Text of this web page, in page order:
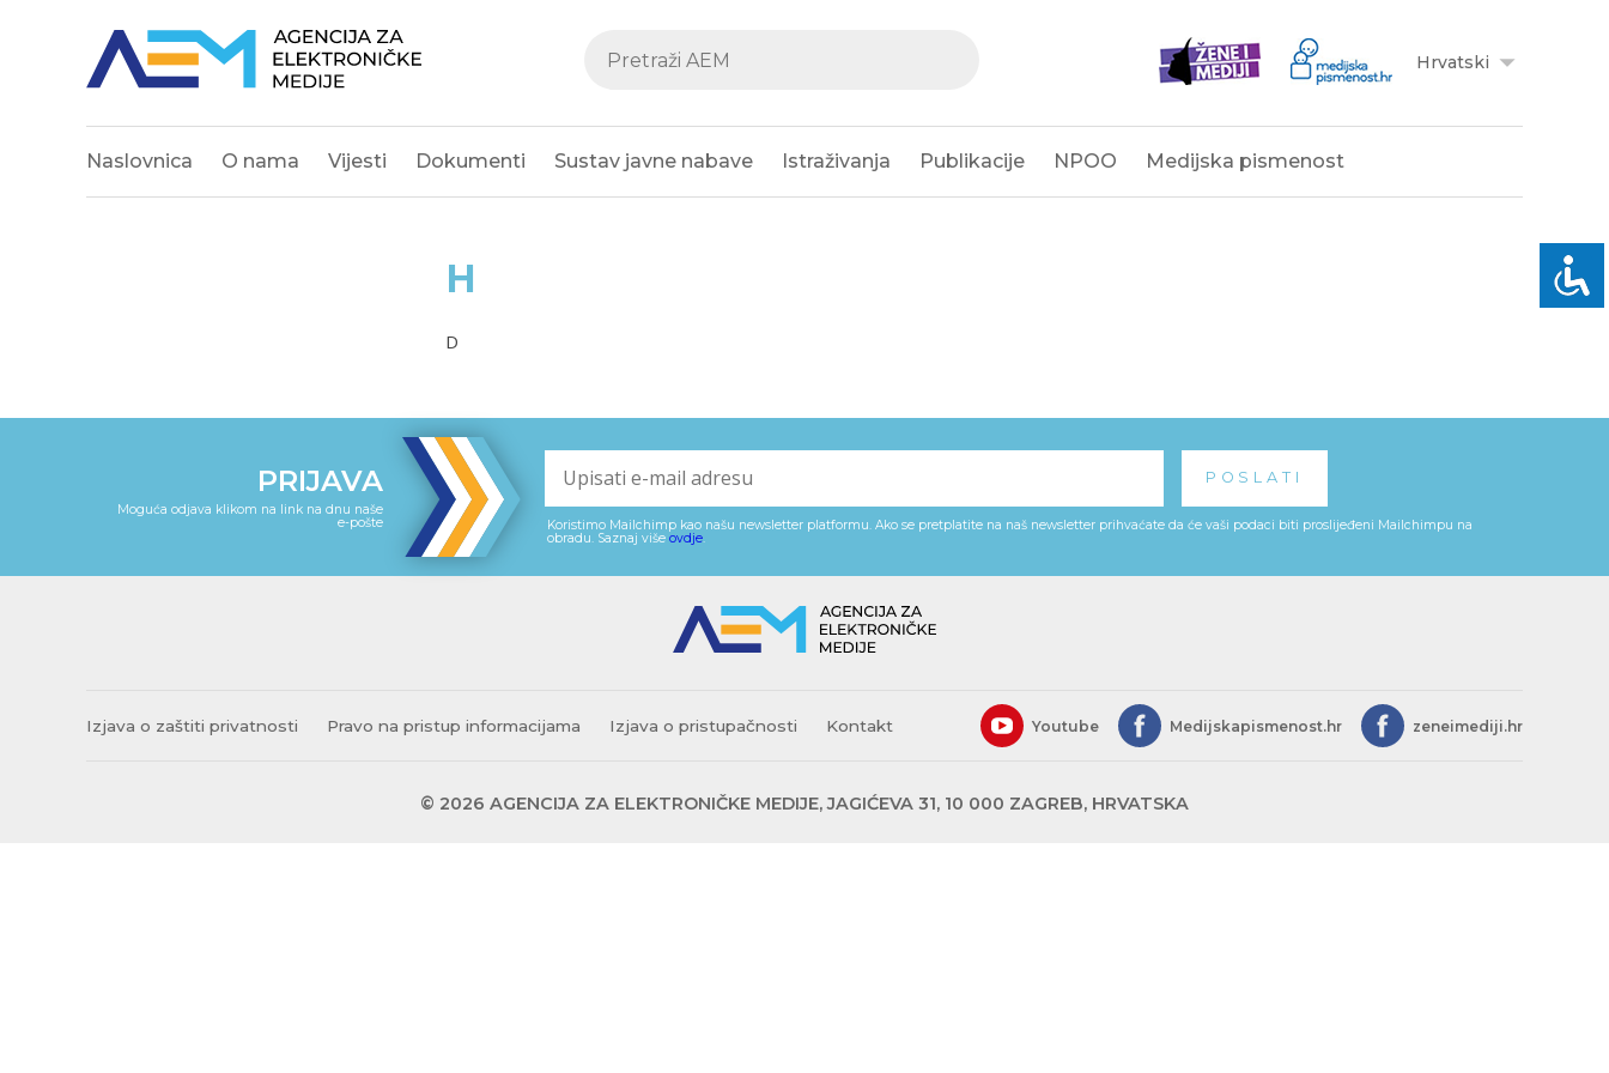
Hrvatski
Naslovnica O nama Vijesti Dokumenti Sustav javne nabave Istraživanja Publikacije NPOO Medijska pismenost
H
D
PRIJAVA
Moguća odjava klikom na link na dnu naše
e-pošte
Koristimo Mailchimp kao našu newsletter platformu. Ako se pretplatite na naš newsletter prihvaćate da će vaši podaci biti proslijeđeni Mailchimpu na
obradu. Saznaj više ovdje.
Izjava o zaštiti privatnosti Pravo na pristup informacijama Izjava o pristupačnosti Kontakt Youtube Medijskapismenost.hr zeneimediji.hr
© 2026 AGENCIJA ZA ELEKTRONIČKE MEDIJE, JAGIĆEVA 31, 10 000 ZAGREB, HRVATSKA